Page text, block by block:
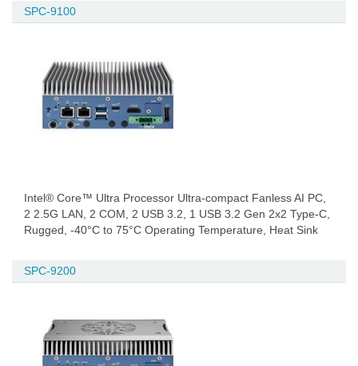
SPC-9100
Intel® Core™ Ultra Processor Ultra-compact Fanless AI PC,
2 2.5G LAN, 2 COM, 2 USB 3.2, 1 USB 3.2 Gen 2x2 Type-C,
Rugged, -40°C to 75°C Operating Temperature, Heat Sink
SPC-9200